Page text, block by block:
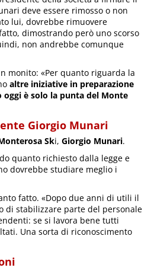
deve essere rimosso o non
lui, dovrebbe rimuovere
dimostrando però uno scorso
non andrebbe comunque
monito: «Per quanto riguarda la
altre iniziative in preparazione
oggi è solo la punta del Monte
Giorgio Munari
Ski,Giorgio Munari.
quanto richiesto dalla legge e
dovrebbe studiare meglio i
fatto. «Dopo due anni di utili il
di stabilizzare parte del personale
se si lavora bene tutti
Una sorta di riconoscimento